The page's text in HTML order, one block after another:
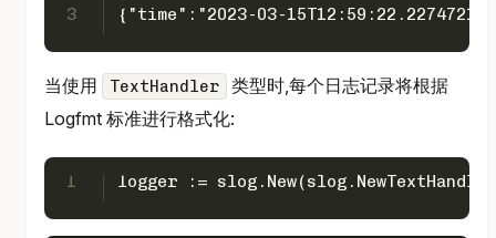
3
{"time":"2023-03-
当使用 TextHandler
类型时,每个日志记录将根据
Logfmt 标准进行格式化:
1 logger :=